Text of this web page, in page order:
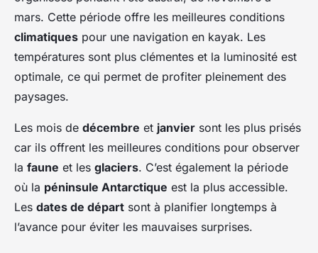
mars. Cette période offre les meilleures conditions
climatiques pour une navigation en kayak. Les
températures sont plus clémentes et la luminosité est
optimale, ce qui permet de profiter pleinement des
paysages.
Les mois de décembre et janvier sont les plus prisés
car ils offrent les meilleures conditions pour observer
la faune et les glaciers. C’est également la période
où la péninsule Antarctique est la plus accessible.
Les dates de départ sont à planifier longtemps à
l’avance pour éviter les mauvaises surprises.